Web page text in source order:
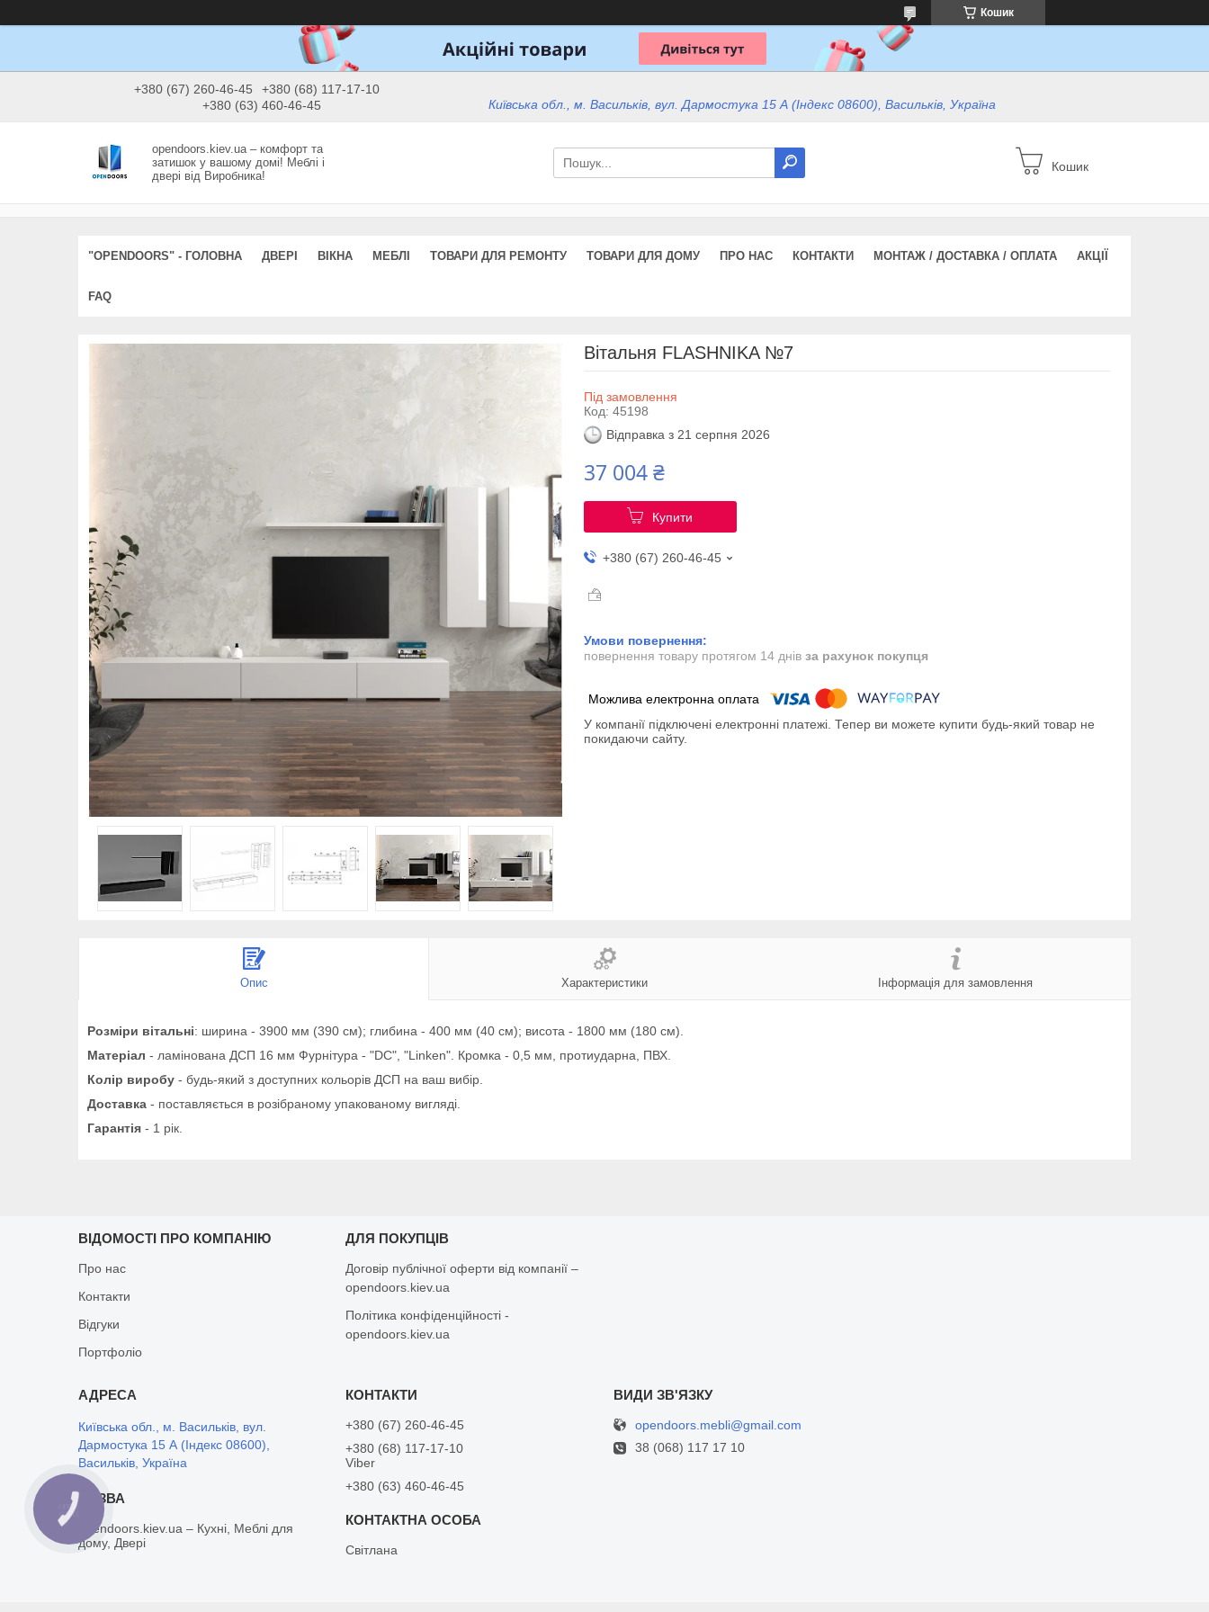
Кошик
+380 (67) 260-46-45
+380 (68) 117-17-10
+380 (63) 460-46-45
Київська обл., м. Васильків, вул. Дармостука 15 А (Індекс 08600), Васильків, Україна
opendoors.kiev.ua – комфорт та
затишок у вашому домі! Меблі і
двері від Виробника!
Кошик
"OPENDOORS" - ГОЛОВНА ДВЕРІ ВІКНА МЕБЛІ ТОВАРИ ДЛЯ РЕМОНТУ ТОВАРИ ДЛЯ ДОМУ ПРО НАС КОНТАКТИ МОНТАЖ / ДОСТАВКА / ОПЛАТА АКЦІЇ
FAQ
Вітальня FLASHNIKA №7
Під замовлення
Код: 45198
Відправка з 21 серпня 2026
37 004 ₴
Купити
+380 (67) 260-46-45
повернення товару протягом 14 днів за рахунок покупця
У компанії підключені електронні платежі. Тепер ви можете купити будь-який товар не
покидаючи сайту.
Опис Характеристики Інформація для замовлення
Розміри вітальні: ширина - 3900 мм (390 см); глибина - 400 мм (40 см); висота - 1800 мм (180 см).
Матеріал - ламінована ДСП 16 мм Фурнітура - "DC", "Linken". Кромка - 0,5 мм, протиударна, ПВХ.
Колір виробу - будь-який з доступних кольорів ДСП на ваш вибір.
Доставка - поставляється в розібраному упакованому вигляді.
Гарантія - 1 рік.
ВІДОМОСТІ ПРО КОМПАНІЮ
Про нас
Контакти
Відгуки
Портфоліо
ДЛЯ ПОКУПЦІВ
Договір публічної оферти від компанії –
opendoors.kiev.ua
Політика конфіденційності -
opendoors.kiev.ua
Київська обл., м. Васильків, вул.
Дармостука 15 А (Індекс 08600),
Васильків, Україна
opendoors.kiev.ua – Кухні, Меблі для
дому, Двері
+380 (67) 260-46-45
+380 (68) 117-17-10
Viber
+380 (63) 460-46-45
Світлана
opendoors.mebli@gmail.com
38 (068) 117 17 10
КНОПКА
ЗВ'ЯЗКУ